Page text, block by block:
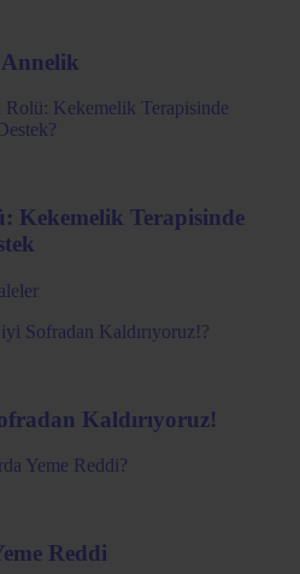
Kekemelik Terapisinde
Kaldırıyoruz!
Reddi